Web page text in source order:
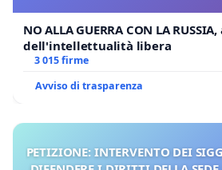
NO ALLA GUERRA CON LA
dell'intellettualità libera
3 015 firme
Avviso di trasparenza
PETIZIONE: INTERVENTO DEI